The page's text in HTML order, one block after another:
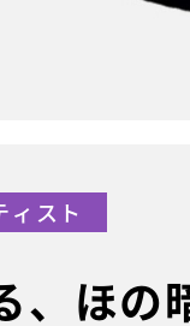
、ほの
ィスト